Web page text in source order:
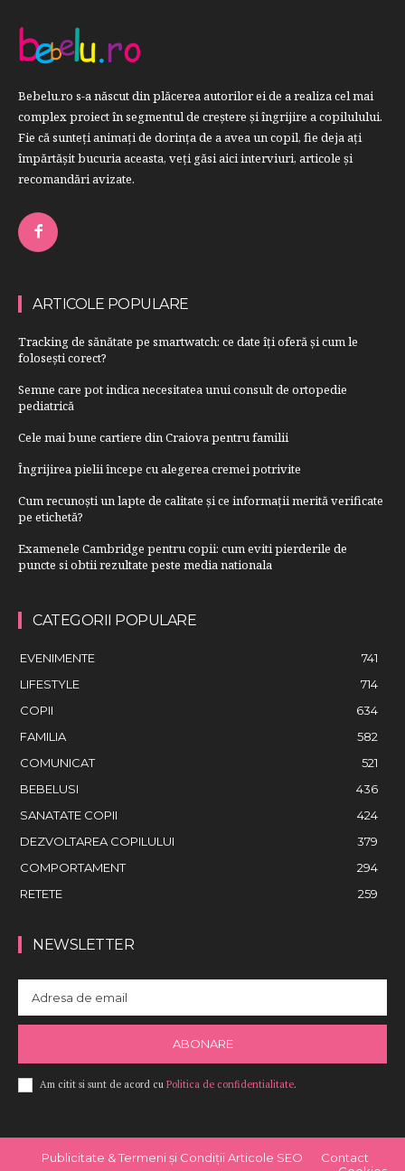
Bebelu.ro s-a născut din plăcerea autorilor ei de a realiza cel mai
complex proiect în segmentul de creştere şi îngrijire a copilulului.
Fie că sunteţi animaţi de dorinţa de a avea un copil, fie deja aţi
împărtăşit bucuria aceasta, veți găsi aici interviuri, articole şi
recomandări avizate.
ARTICOLE POPULARE
Tracking de sănătate pe smartwatch: ce date îți oferă și cum le
folosești corect?
Semne care pot indica necesitatea unui consult de ortopedie
pediatrică
Cele mai bune cartiere din Craiova pentru familii
Îngrijirea pielii începe cu alegerea cremei potrivite
Cum recunoști un lapte de calitate și ce informații merită verificate
pe etichetă?
Examenele Cambridge pentru copii: cum eviti pierderile de
puncte si obtii rezultate peste media nationala
CATEGORII POPULARE
EVENIMENTE
741
LIFESTYLE
714
COPII
634
FAMILIA
582
COMUNICAT
521
BEBELUSI
436
SANATATE COPII
424
DEZVOLTAREA COPILULUI
379
COMPORTAMENT
294
RETETE
259
NEWSLETTER
ABONARE
Am citit si sunt de acord cu Politica de confidentialitate.
Publicitate & Termeni și Condiții Articole SEO
Contact